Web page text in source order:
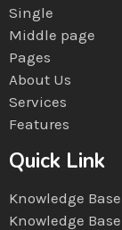
Single
Middle page
Pages
About Us
Services
Features
Quick Link
Knowledge Base
Knowledge Base